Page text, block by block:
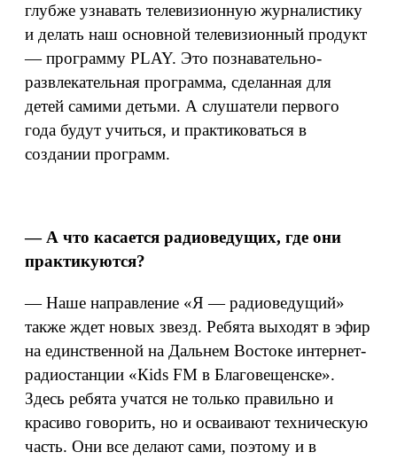
глубже узнавать телевизионную журналистику
и делать наш основной телевизионный продукт
— программу PLAY. Это познавательно-
развлекательная программа, сделанная для
детей самими детьми. А слушатели первого
года будут учиться, и практиковаться в
создании программ.
— А что касается радиоведущих, где они
практикуются?
— Наше направление «Я — радиоведущий»
также ждет новых звезд. Ребята выходят в эфир
на единственной на Дальнем Востоке интернет-
радиостанции «Кids FM в Благовещенске».
Здесь ребята учатся не только правильно и
красиво говорить, но и осваивают техническую
часть. Они все делают сами, поэтому и в